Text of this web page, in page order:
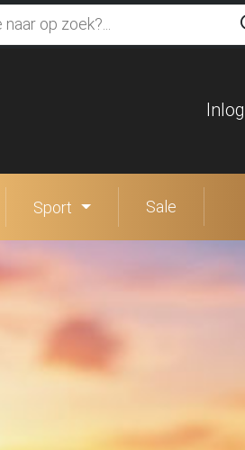
Sport Sale